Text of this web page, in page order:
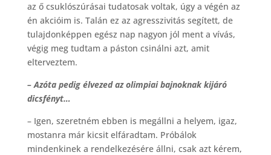
az ő csuklószúrásai tudatosak voltak, úgy a végén az
én akcióim is. Talán ez az agresszivitás segített, de
tulajdonképpen egész nap nagyon jól ment a vívás,
végig meg tudtam a páston csinálni azt, amit
elterveztem.
– Azóta pedig élvezed az olimpiai bajnoknak kijáró
dicsfényt…
– Igen, szeretném ebben is megállni a helyem, igaz,
mostanra már kicsit elfáradtam. Próbálok
mindenkinek a rendelkezésére állni, csak azt kérem,